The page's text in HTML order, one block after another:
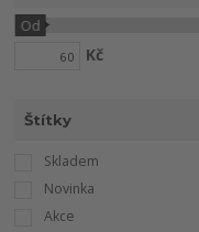
Kč
Od
Štítky
Skladem
Novinka
Akce